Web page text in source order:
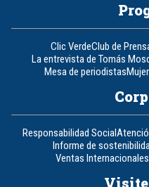
Clic VerdeClub de
La entrevista de Tomás
Mesa de periodistas
Responsabilidad Social
Informe de
Ventas Internacionales